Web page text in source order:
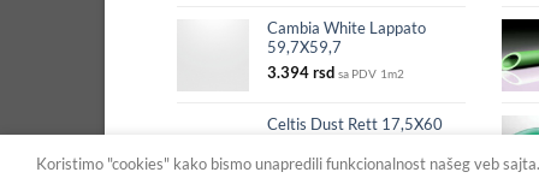
Cambia White Lappato
59,7X59,7
3.394 rsd sa PDV 1m2
Celtis Dust Rett 17,5X60
Koristimo "cookies" kako bismo unapredili funkcionalnost našeg veb